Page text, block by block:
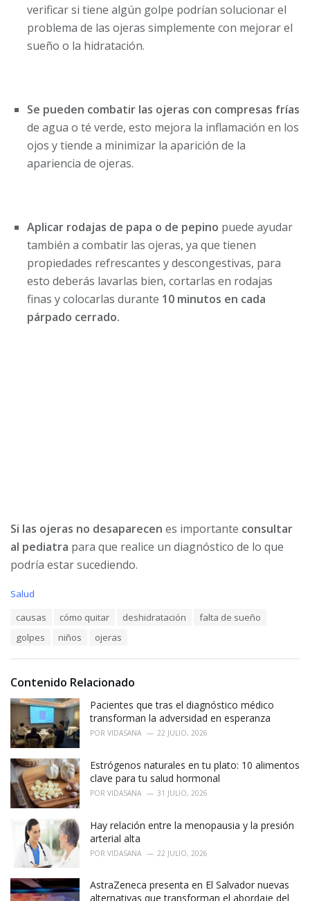
verificar si tiene algún golpe podrían solucionar el
problema de las ojeras simplemente con mejorar el
sueño o la hidratación.
Se pueden combatir las ojeras con compresas frías
de agua o té verde, esto mejora la inflamación en los
ojos y tiende a minimizar la aparición de la
apariencia de ojeras.
Aplicar rodajas de papa o de pepino puede ayudar
también a combatir las ojeras, ya que tienen
propiedades refrescantes y descongestivas, para
esto deberás lavarlas bien, cortarlas en rodajas
finas y colocarlas durante 10 minutos en cada
párpado cerrado.
Si las ojeras no desaparecen es importante consultar
al pediatra para que realice un diagnóstico de lo que
podría estar sucediendo.
C
i
s
Salud
causas cómo quitar deshidratación
falta de sueño
golpes
niños ojeras
Contenido Relacionado
Pacientes que tras el diagnóstico médico
transforman la adversidad en esperanza
POR VIDASANA 22 JULIO, 2026
Estrógenos naturales en tu plato: 10 alimentos
clave para tu salud hormonal
POR VIDASANA 31 JULIO, 2026
Hay relación entre la menopausia y la presión
arterial alta
POR VIDASANA 22 JULIO, 2026
AstraZeneca presenta en El Salvador nuevas
alternativas que transforman el abordaje del